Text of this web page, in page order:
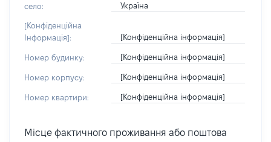
село:
Україна
[Конфіденційна
Інформація]:
[Конфіденційна інформація]
Номер будинку: [Конфіденційна інформація]
Номер корпусу: [Конфіденційна інформація]
Номер квартири: [Конфіденційна інформація]
Місце фактичного проживання або поштова